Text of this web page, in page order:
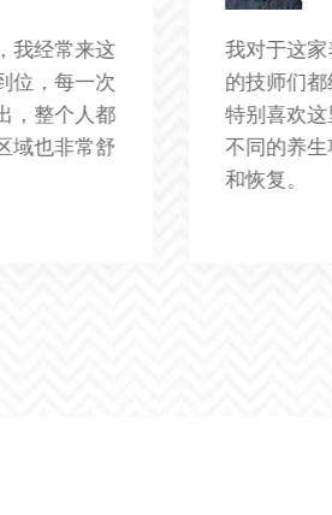
这家会所的桑拿服务真的很棒
感到彻底的放松。技师们的手
次按摩都能精准地找到我的疲
常舒适。而且，会所的环境也
进来就能感到心情平静。